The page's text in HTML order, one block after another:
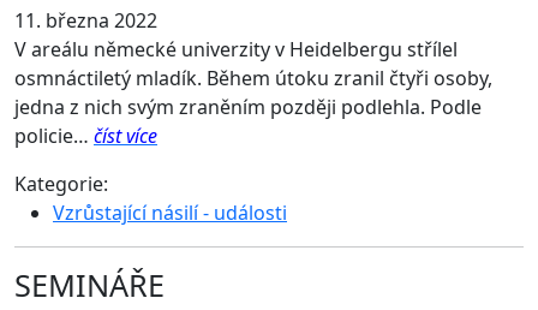
11. března 2022
V areálu německé univerzity v Heidelbergu střílel
osmnáctiletý mladík. Během útoku zranil čtyři osoby,
jedna z nich svým zraněním později podlehla. Podle
policie… číst více
Kategorie:
Vzrůstající násilí - události
SEMINÁŘE